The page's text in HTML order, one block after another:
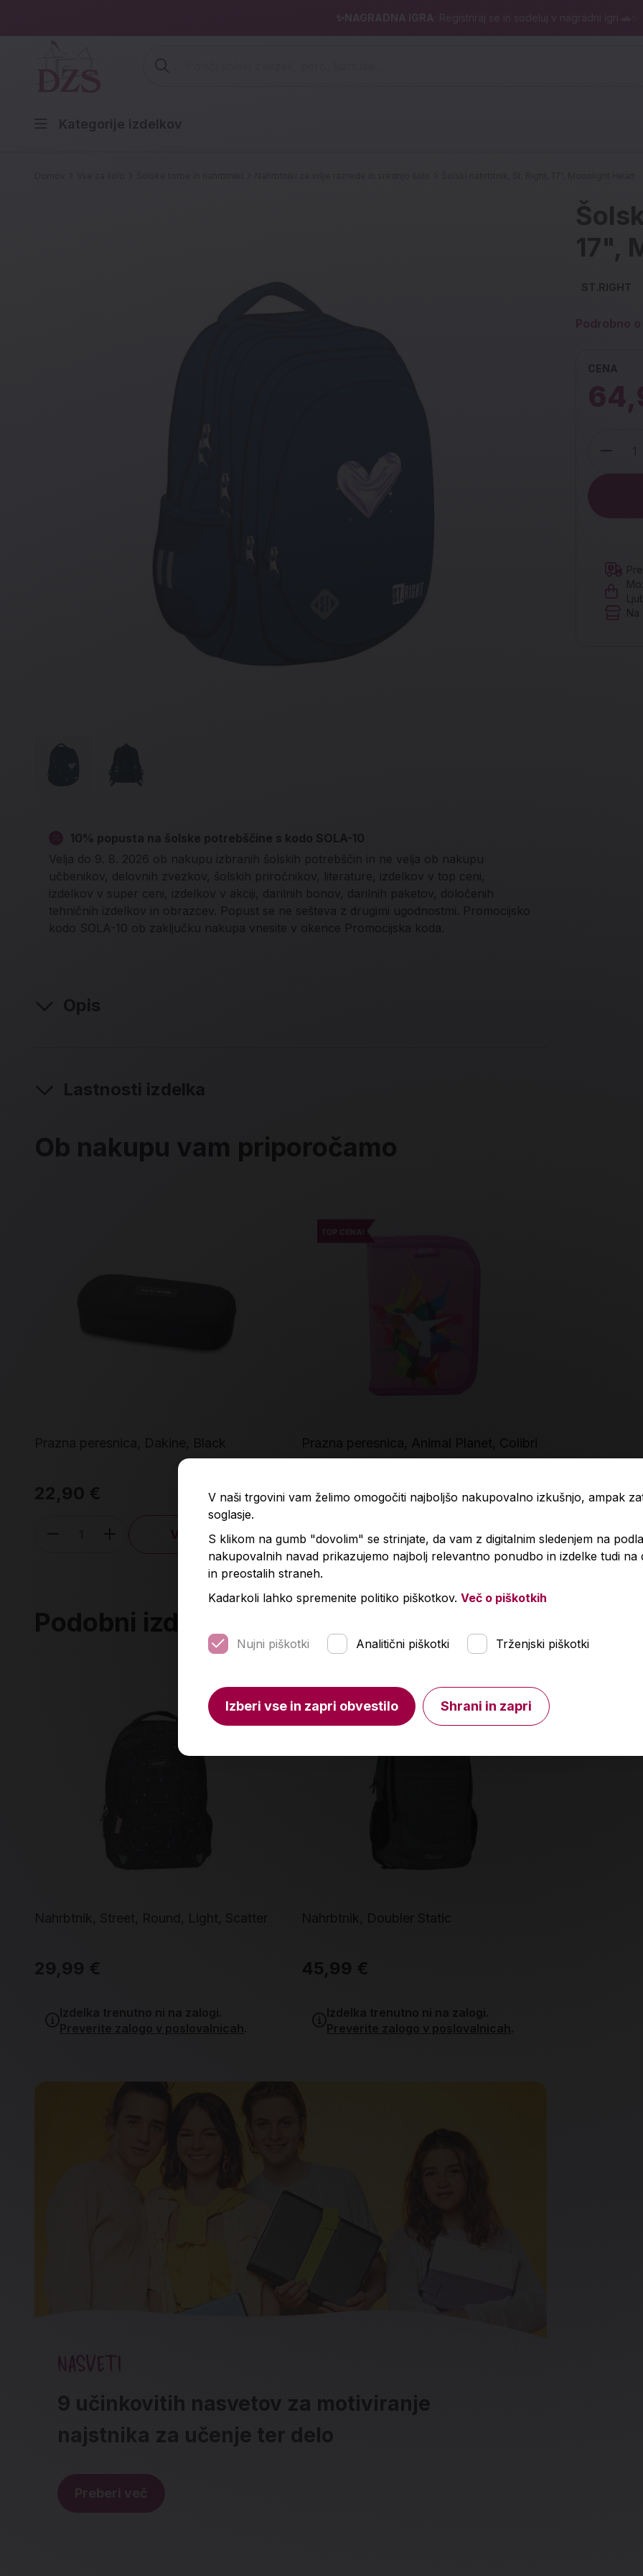
✨NAGRADNA IGRA : Registriraj se in sodeluj v nagradni igri 🚗✨
Kategorije izdelkov
10% popusta na šolske potrebščine s kodo SOLA-10
Velja do 9. 8. 2026 ob nakupu izbranih šolskih potrebščin in ne velja ob nakupu
učbenikov, delovnih zvezkov, šolskih priročnikov, literature, izdelkov v top ceni,
izdelkov v super ceni, izdelkov v akciji, darilnih bonov, darilnih paketov, določenih
tehničnih izdelkov in obrazcev. Popust se ne sešteva z drugimi ugodnostmi. Promocijsko
kodo SOLA-10 ob zaključku nakupa vnesite v okence Promocijska koda.
17",
ST.RIGHT
Podrobno
CENA
Količina
Opis
Lastnosti izdelka
Ob nakupu vam priporočamo
Prazna peresnica, Dakine, Black
22,90 €
Količina
V košarico
Prazna peresnica, Animal Planet, Colibri
6,99 €
Izdelka trenutno ni na zalogi.
Preverite zalogo v poslovalnicah.
zgoraj
6,50 €
Izdelka
Podobni izdelki
Nahrbtnik, Street, Round, Light, Scatter
29,99 €
Izdelka trenutno ni na zalogi.
Preverite zalogo v poslovalnicah.
Nahrbtnik, Doubler Static
45,99 €
Izdelka trenutno ni na zalogi.
Preverite zalogo v poslovalnicah.
NASVETI
9 učinkovitih nasvetov za motiviranje
najstnika za učenje ter delo
Preberi več
V naši trgovini vam želimo omogočiti najboljšo nakupovalno izkušnjo, ampak
soglasje.
S klikom na gumb "dovolim" se strinjate, da vam z digitalnim sledenjem na
nakupovalnih navad prikazujemo najbolj relevantno ponudbo in izdelke tudi na
in preostalih straneh.
Kadarkoli lahko spremenite politiko piškotkov. Več o piškotkih
Nujni piškotki Analitični piškotki Trženjski piškotki
Izberi vse in zapri obvestilo Shrani in zapri